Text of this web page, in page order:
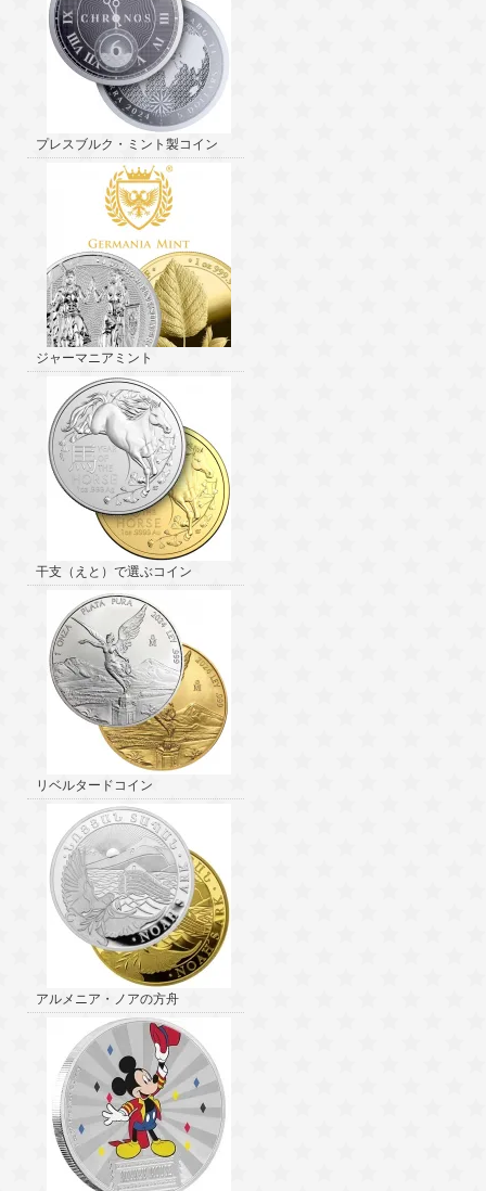
プレスブルク・ミント製コイン
ジャーマニアミント
干支（えと）で選ぶコイン
リベルタードコイン
アルメニア・ノアの方舟